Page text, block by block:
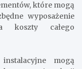
które mogą
wyposażenie
koszty całego
mogą